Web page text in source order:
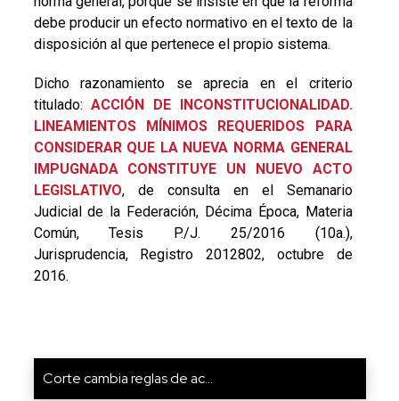
debe producir un efecto normativo en el texto de la
disposición al que pertenece el propio sistema.
Dicho razonamiento se aprecia en el criterio
titulado:ACCIÓN DE INCONSTITUCIONALIDAD.
LINEAMIENTOS MÍNIMOS REQUERIDOS PARA
CONSIDERAR QUE LA NUEVA NORMA GENERAL
IMPUGNADA CONSTITUYE UN NUEVO ACTO
LEGISLATIVO, de consulta en el Semanario
Judicial de la Federación, Décima Época, Materia
Común, Tesis P./J. 25/2016 (10a.),
Jurisprudencia, Registro 2012802, octubre de
2016.
Corte cambia reglas de ac...